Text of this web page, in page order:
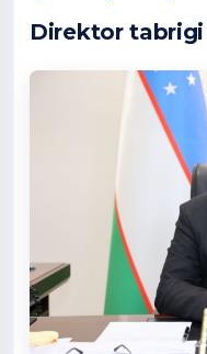
Direktor tabrigi